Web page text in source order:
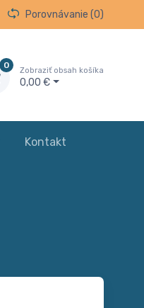
Porovnávanie (0)
0
Zobraziť obsah košíka
0,00 €
Kontakt